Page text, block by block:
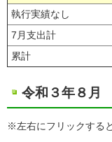
執行実績なし
7月支出計
累計
令和３年８月
※左右にフリックする